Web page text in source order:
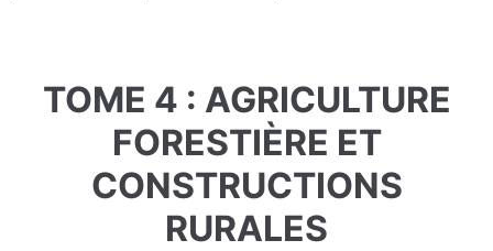
TOME 4 : AGRICULTURE
FORESTIÈRE ET
CONSTRUCTIONS
RURALES